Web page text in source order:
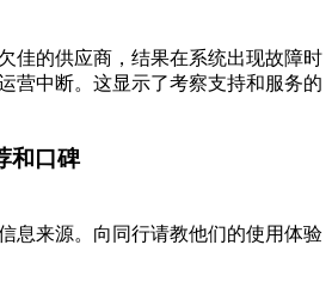
佳的供应商，结果在系统出现故障时
营中断。这显示了考察支持和服务的
和口碑
息来源。向同行请教他们的使用体验